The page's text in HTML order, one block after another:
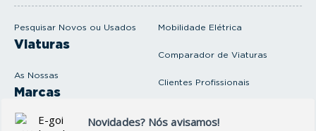
Pesquisar Novos ou Usados
Viaturas
As Nossas
Marcas
Produtos e serviços
Mobilidade Elétrica
Comparador de Viaturas
Clientes Profissionais
l